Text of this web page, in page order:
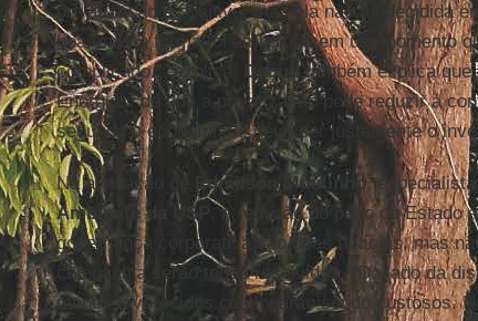
privatização é positiva, mas ela não foi decidida
boa, mas a forma foi atribulada em um momento
complicado.", explica.
Daoudtambém explica que
Energias, de que a privatização pode reduzir a
segundo o economista, deve ser justamente o
Na avaliação de Edmilson Moutinho,
Ambiente da USP , a redução do peso do Estado
governança corporativa são boas notícias, mas
companhia serão todos resolvidos. "Do lado da
menos favorecidos continuarão sendo custosos.